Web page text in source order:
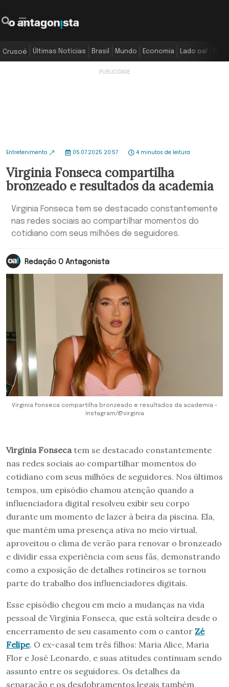
Crusoé Últimas Notícias Brasil Mundo Economia Lado oa!
Entretenimento 05.07.2025 20:57 4 minutos de leitura
Virginia Fonseca compartilha
bronzeado e resultados da academia
Virginia Fonseca tem se destacado constantemente
nas redes sociais ao compartilhar momentos do
cotidiano com seus milhões de seguidores.
Redação O Antagonista
Virginia Fonseca compartilha bronzeado e resultados da academia -
Instagram/@virginia
Virginia Fonseca tem se destacado constantemente
nas redes sociais ao compartilhar momentos do
cotidiano com seus milhões de seguidores. Nos últimos
tempos, um episódio chamou atenção quando a
influenciadora digital resolveu exibir seu corpo
durante um momento de lazer à beira da piscina. Ela,
que mantém uma presença ativa no meio virtual,
aproveitou o clima de verão para renovar o bronzeado
e dividir essa experiência com seus fãs, demonstrando
como a exposição de detalhes rotineiros se tornou
parte do trabalho dos influenciadores digitais.
Esse episódio chegou em meio a mudanças na vida
pessoal de Virginia Fonseca, que está solteira desde o
encerramento de seu casamento com o cantor Zé
Felipe. O ex-casal tem três filhos: Maria Alice, Maria
Flor e José Leonardo, e suas atitudes continuam sendo
assunto entre os seguidores. Os detalhes da
separação e os desdobramentos legais também